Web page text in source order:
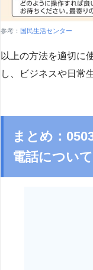
参考： 国民生活センター
以上の方法を適切に
し、ビジネスや日常
まとめ：
電話について